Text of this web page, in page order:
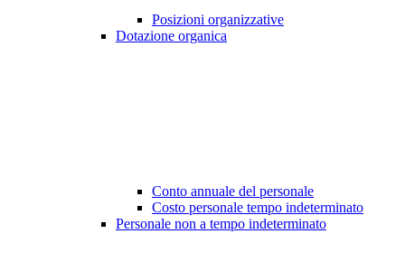
Posizioni organizzative
Dotazione organica
Conto annuale del personale
Costo personale tempo indeterminato
Personale non a tempo indeterminato